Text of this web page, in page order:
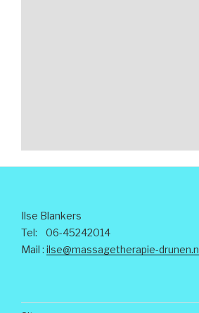
Ilse Blankers
Tel: 06-45242014
Mail : ilse@massagetherapie-drunen.nl